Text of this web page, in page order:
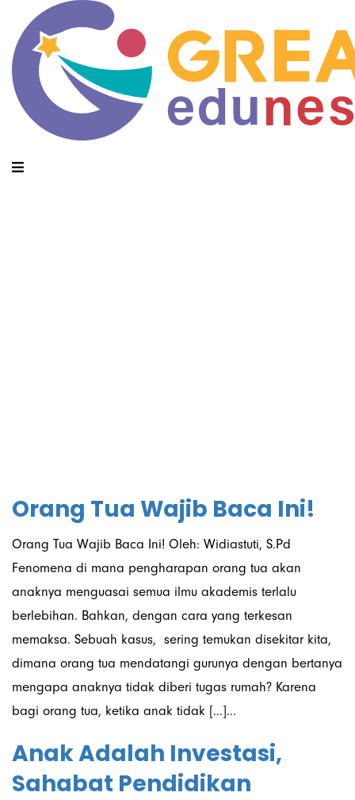
Orang Tua Wajib Baca Ini!
Orang Tua Wajib Baca Ini! Oleh: Widiastuti, S.Pd
Fenomena di mana pengharapan orang tua akan
anaknya menguasai semua ilmu akademis terlalu
berlebihan. Bahkan, dengan cara yang terkesan
memaksa. Sebuah kasus, sering temukan disekitar kita,
dimana orang tua mendatangi gurunya dengan bertanya
mengapa anaknya tidak diberi tugas rumah? Karena
bagi orang tua, ketika anak tidak […]...
Anak Adalah Investasi,
Sahabat Pendidikan